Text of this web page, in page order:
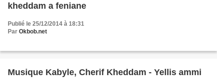
kheddam a feniane
Publié le 25/12/2014 à 18:31
Par Okbob.net
Musique Kabyle, Cherif Kheddam - Yellis ammi